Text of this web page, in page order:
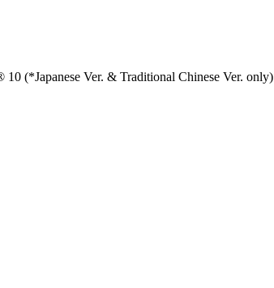
(*Japanese Ver. & Traditional Chinese Ver. only)